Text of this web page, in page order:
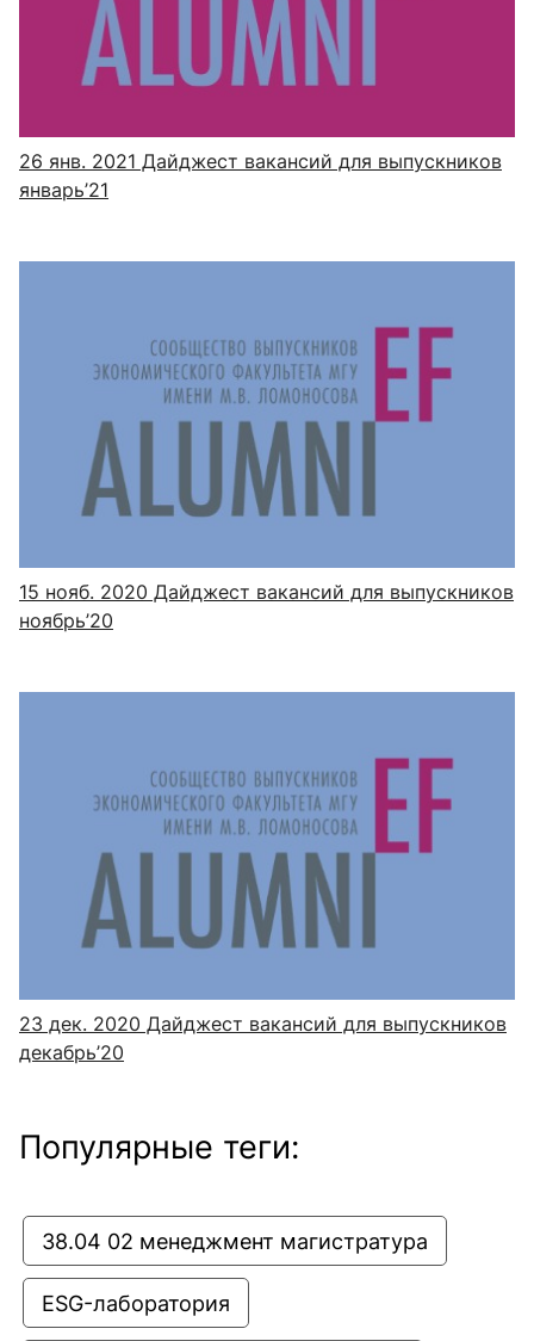
26 янв. 2021 Дайджест вакансий для выпускников
январь’21
15 нояб. 2020 Дайджест вакансий для выпускников
ноябрь’20
23 дек. 2020 Дайджест вакансий для выпускников
декабрь’20
Популярные теги:
38.04 02 менеджмент магистратура
ESG-лаборатория